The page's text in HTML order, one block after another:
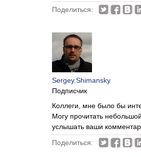
Поделиться:
Sergey.Shimansky
Подписчик
Коллеги, мне было бы
Могу прочитать
услышать ваши
Поделиться: